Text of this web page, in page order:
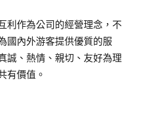
利作為公司的經營理念，不
國內外游客提供優質的服
誠、熱情、親切、友好為理
有價值。